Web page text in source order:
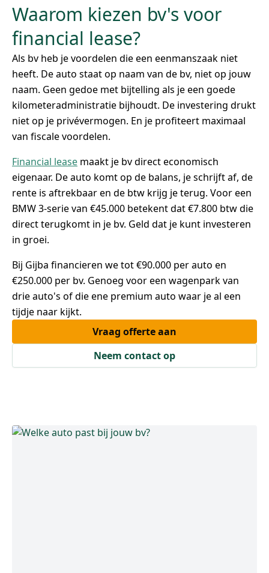
Waarom kiezen bv's voor
financial lease?
Als bv heb je voordelen die een eenmanszaak niet
heeft. De auto staat op naam van de bv, niet op jouw
naam. Geen gedoe met bijtelling als je een goede
kilometeradministratie bijhoudt. De investering drukt
niet op je privévermogen. En je profiteert maximaal
van fiscale voordelen.
Financial lease maakt je bv direct economisch
eigenaar. De auto komt op de balans, je schrijft af, de
rente is aftrekbaar en de btw krijg je terug. Voor een
BMW 3-serie van €45.000 betekent dat €7.800 btw die
direct terugkomt in je bv. Geld dat je kunt investeren
in groei.
Bij Gijba financieren we tot €90.000 per auto en
€250.000 per bv. Genoeg voor een wagenpark van
drie auto's of die ene premium auto waar je al een
tijdje naar kijkt.
Vraag offerte aan
Neem contact op